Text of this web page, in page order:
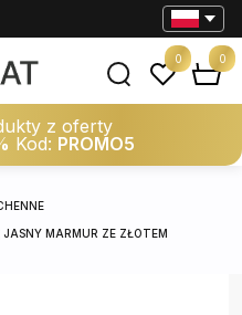
z oferty
Kod: PROMO5
0 0
MARMUR ZE ZŁOTEM